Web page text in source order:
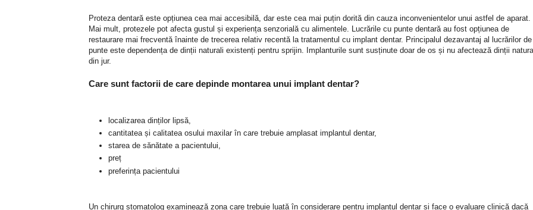
Proteza dentară este opțiunea cea mai accesibilă, dar este cea mai puțin dorită din cauza inconvenientelor unui astfel de aparat.
Mai mult, protezele pot afecta gustul și experiența senzorială cu alimentele. Lucrările cu punte dentară au fost opțiunea de
restaurare mai frecventă înainte de trecerea relativ recentă la tratamentul cu implant dentar. Principalul dezavantaj al lucrărilor de
punte este dependența de dinții naturali existenți pentru sprijin. Implanturile sunt susținute doar de os și nu afectează dinții
din jur.
Care sunt factorii de care depinde montarea unui implant dentar?
localizarea dinților lipsă,
cantitatea și calitatea osului maxilar în care trebuie amplasat implantul dentar,
starea de sănătate a pacientului,
preț
preferința pacientului
Un chirurg stomatolog examinează zona care trebuie luată în considerare pentru implantul dentar și face o evaluare clinică dacă